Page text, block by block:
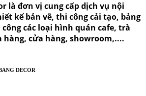
là đơn vị cung cấp dịch vụ nội
kế bản vẽ, thi công cải tạo, bảng
các loại hình quán cafe, trà
hàng, cửa hàng, showroom,....
DECOR